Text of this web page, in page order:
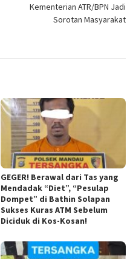
Kementerian ATR/BPN Jadi
Sorotan Masyarakat
GEGER! Berawal dari Tas yang
Mendadak “Diet”, “Pesulap
Dompet” di Bathin Solapan
Sukses Kuras ATM Sebelum
Diciduk di Kos-Kosan!